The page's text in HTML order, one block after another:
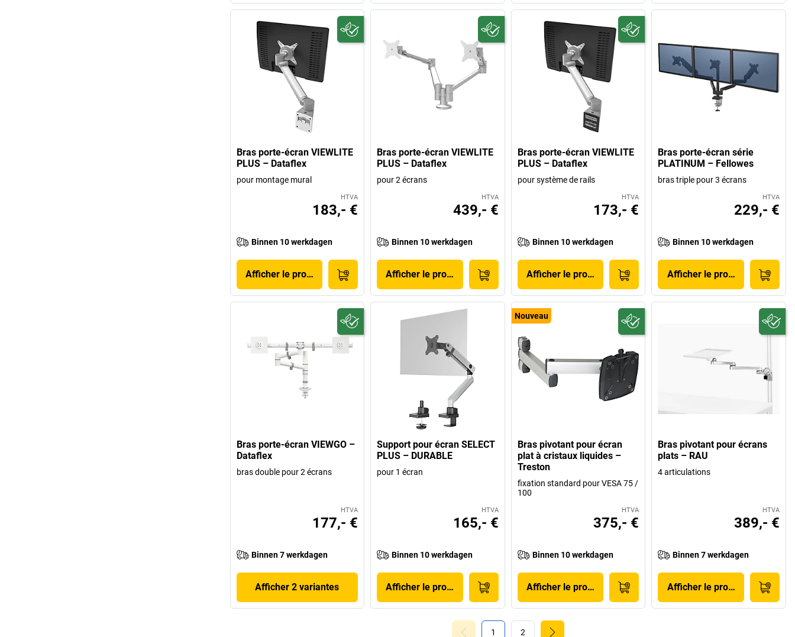
Bras porte-écran VIEWLITE
PLUS – Dataflex
pour montage mural
HTVA
183,- €
Binnen 10 werkdagen
Afficher le produit
Bras porte-écran VIEWLITE
PLUS – Dataflex
pour 2 écrans
HTVA
439,- €
Binnen 10 werkdagen
Afficher le produit
Bras porte-écran VIEWLITE
PLUS – Dataflex
pour système de rails
HTVA
173,- €
Binnen 10 werkdagen
Afficher le produit
Bras porte-écran série
PLATINUM – Fellowes
bras triple pour 3 écrans
HTVA
229,- €
Binnen 10 werkdagen
Afficher le produit
Bras porte-écran VIEWGO –
Dataflex
bras double pour 2 écrans
HTVA
177,- €
Binnen 7 werkdagen
Afficher 2 variantes
Support pour écran SELECT
PLUS – DURABLE
pour 1 écran
HTVA
165,- €
Binnen 10 werkdagen
Afficher le produit
Nouveau
Bras pivotant pour écran
plat à cristaux liquides –
Treston
fixation standard pour VESA 75 /
100
HTVA
375,- €
Binnen 10 werkdagen
Afficher le produit
Bras pivotant pour écrans
plats – RAU
4 articulations
HTVA
389,- €
Binnen 7 werkdagen
Afficher le produit
1 2